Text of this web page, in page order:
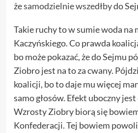
żesamodzielnie wszedłbydo
Takie ruchy to w sumie woda na
Kaczyńskiego. Co prawda
bo może pokazać, że do Sejmu
Ziobro jest na to za cwany.
koalicji, bo to daje mu więcej
samo głosów. Efekt uboczny
Wzrosty Ziobry biorą się
Konfederacji. Tej bowiem